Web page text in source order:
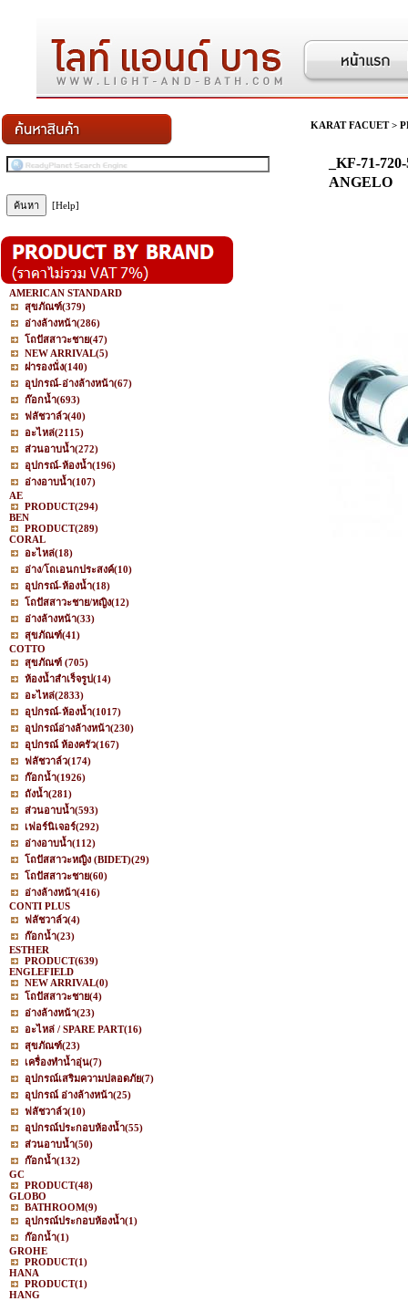
[Help]
AMERICAN STANDARD
สุขภัณฑ์(379)
อ่างล้างหน้า(286)
โถปัสสาวะชาย(47)
NEW ARRIVAL(5)
ฝารองนั่ง(140)
อุปกรณ์-อ่างล้างหน้า(67)
ก๊อกน้ำ(693)
ฟลัชวาล์ว(40)
อะไหล่(2115)
ส่วนอาบน้ำ(272)
อุปกรณ์-ห้องน้ำ(196)
อ่างอาบน้ำ(107)
AE
PRODUCT(294)
BEN
PRODUCT(289)
CORAL
อะไหล่(18)
อ่าง/โถเอนกประสงค์(10)
อุปกรณ์-ห้องน้ำ(18)
โถปัสสาวะชาย/หญิง(12)
อ่างล้างหน้า(33)
สุขภัณฑ์(41)
COTTO
สุขภัณฑ์ (705)
ห้องน้ำสำเร็จรูป(14)
อะไหล่(2833)
อุปกรณ์-ห้องน้ำ(1017)
อุปกรณ์อ่างล้างหน้า(230)
อุปกรณ์ ห้องครัว(167)
ฟลัชวาล์ว(174)
ก๊อกน้ำ(1926)
ถังน้ำ(281)
ส่วนอาบน้ำ(593)
เฟอร์นิเจอร์(292)
อ่างอาบน้ำ(112)
โถปัสสาวะหญิง (BIDET)(29)
โถปัสสาวะชาย(60)
อ่างล้างหน้า(416)
CONTI PLUS
ฟลัชวาล์ว(4)
ก๊อกน้ำ(23)
ESTHER
PRODUCT(639)
ENGLEFIELD
NEW ARRIVAL(0)
โถปัสสาวะชาย(4)
อ่างล้างหน้า(23)
อะไหล่ / SPARE PART(16)
สุขภัณฑ์(23)
เครื่องทำน้ำอุ่น(7)
อุปกรณ์เสริมความปลอดภัย(7)
อุปกรณ์ อ่างล้างหน้า(25)
ฟลัชวาล์ว(10)
อุปกรณ์ประกอบห้องน้ำ(55)
ส่วนอาบน้ำ(50)
ก๊อกน้ำ(132)
GC
PRODUCT(48)
GLOBO
BATHROOM(9)
อุปกรณ์ประกอบห้องน้ำ(1)
ก๊อกน้ำ(1)
GROHE
PRODUCT(1)
HANA
PRODUCT(1)
HANG
KARAT FACUET>
_KF-71-
ANGELO